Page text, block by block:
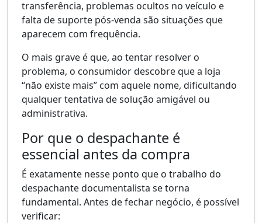
transferência, problemas ocultos no veículo e
falta de suporte pós-venda são situações que
aparecem com frequência.
O mais grave é que, ao tentar resolver o
problema, o consumidor descobre que a loja
“não existe mais” com aquele nome, dificultando
qualquer tentativa de solução amigável ou
administrativa.
Por que o despachante é
essencial antes da compra
É exatamente nesse ponto que o trabalho do
despachante documentalista se torna
fundamental. Antes de fechar negócio, é possível
verificar: